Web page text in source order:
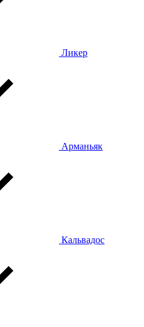
Ликер
Арманьяк
Кальвадос